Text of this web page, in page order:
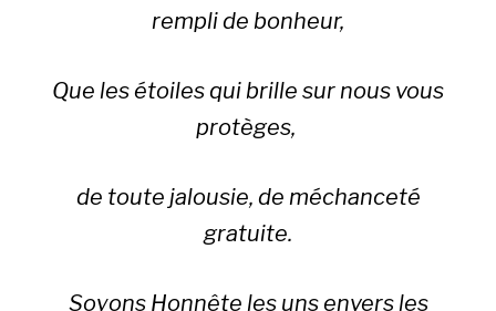
rempli de bonheur,
Que les étoiles qui brille sur nous vous
protèges,
de toute jalousie, de méchanceté
gratuite.
Soyons Honnête les uns envers les